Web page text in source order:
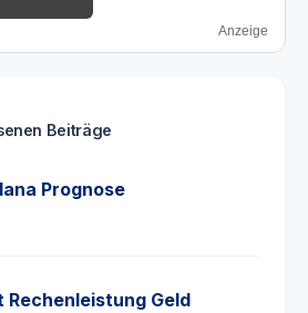
Anzeige
Beiträge
Prognose
Rechenleistung Geld